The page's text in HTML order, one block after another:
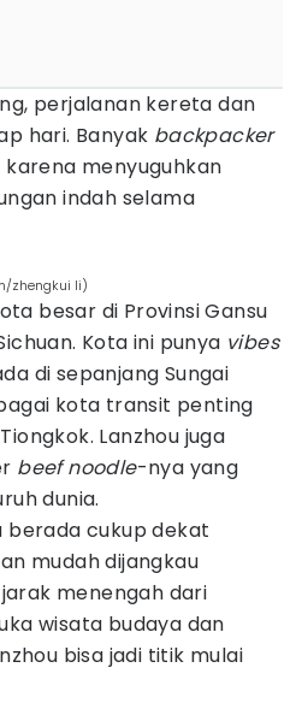
perjalanan kereta dan
hari. Banyak backpacker
menyuguhkan
indah selama
zhengkui li)
besar di Provinsi Gansu
Kota ini punya vibes
di sepanjang Sungai
kota transit penting
Lanzhou juga
beef noodle-nya yang
dunia.
berada cukup dekat
mudah dijangkau
menengah dari
wisata budaya dan
bisa jadi titik mulai